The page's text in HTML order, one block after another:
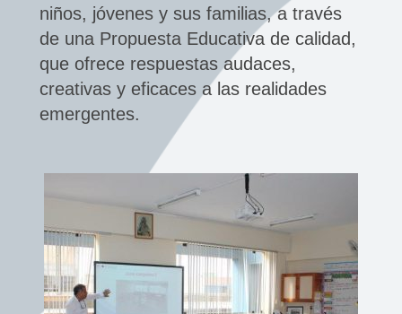
niños, jóvenes y sus familias, a través
de una Propuesta Educativa de calidad,
que ofrece respuestas audaces,
creativas y eficaces a las realidades
emergentes.